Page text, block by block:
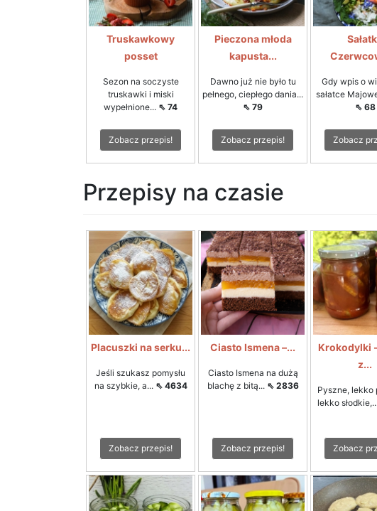
Truskawkowy
posset
Sezon na soczyste
truskawki i miski
wypełnione... ⇖ 74
Zobacz przepis!
Pieczona młoda
kapusta...
Dawno już nie było tu
pełnego, ciepłego dania...
⇖ 79
Zobacz przepis!
Gdy wpis o
sałatce
⇖ 68
Zobacz
Przepisy na czasie
Placuszki na serku...
Jeśli szukasz pomysłu
na szybkie, a... ⇖ 4634
Zobacz przepis!
Ciasto Ismena –...
Ciasto Ismena na dużą
blachę z bitą... ⇖ 2836
Zobacz przepis!
Krokodylki
z...
Pyszne, lekko
lekko
Zobacz